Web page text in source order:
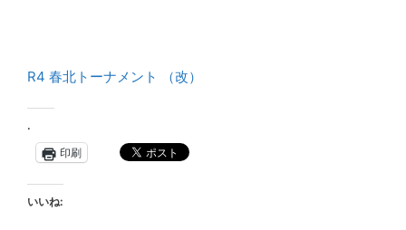
R4 春北トーナメント （改）
.
印刷
いいね: